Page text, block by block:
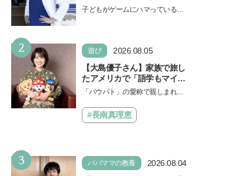
学部へ逆転合格した現役医師
子どもがゲームにハマっている
2 遊び
2026.08.05
【大島優子さん】家族で旅し
たアメリカで「語学もマイン
ドも！ 子どもの成長はすごか
『パウ・パトロール ザ・ダイ
ノ・ムービー』ではあきらめ
「パウパト」の愛称で親しまれる
の劇場版シリーズ第3弾、映画『パ
ウ・パトロール ザ…
#長南真理恵
3 パパママの教養
2026.08.04